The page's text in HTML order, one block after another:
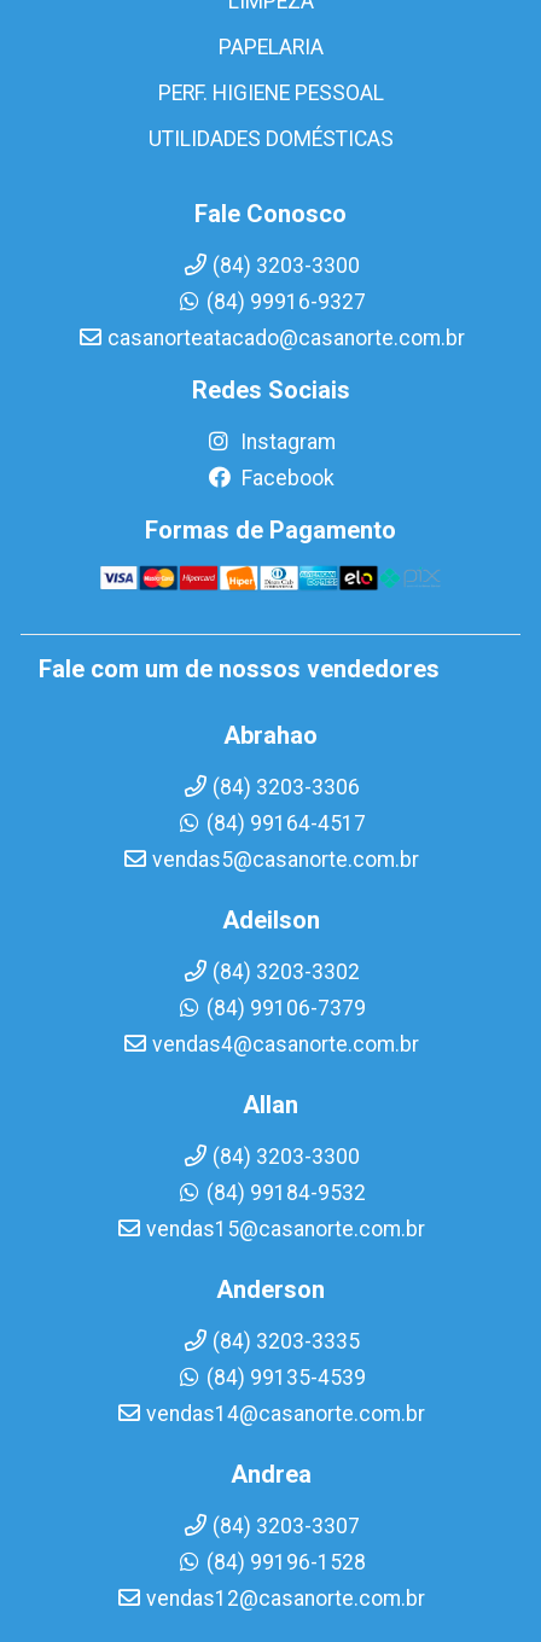
PAPELARIA
PERF. HIGIENE PESSOAL
UTILIDADES DOMÉSTICAS
Fale Conosco
(84) 3203-3300
(84) 99916-9327
casanorteatacado@casanorte.com.br
Redes Sociais
Instagram
Facebook
Formas de Pagamento
Fale com um de nossos vendedores
Abrahao
(84) 3203-3306
(84) 99164-4517
vendas5@casanorte.com.br
Adeilson
(84) 3203-3302
(84) 99106-7379
vendas4@casanorte.com.br
Allan
(84) 3203-3300
(84) 99184-9532
vendas15@casanorte.com.br
Anderson
(84) 3203-3335
(84) 99135-4539
vendas14@casanorte.com.br
Andrea
(84) 3203-3307
(84) 99196-1528
vendas12@casanorte.com.br